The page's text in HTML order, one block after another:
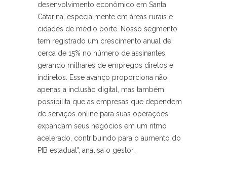
desenvolvimento econômico em Santa
Catarina, especialmente em áreas rurais e
cidades de médio porte. Nosso segmento
tem registrado um crescimento anual de
cerca de 15% no número de assinantes,
gerando milhares de empregos diretos e
indiretos. Esse avanço proporciona não
apenas a inclusão digital, mas também
possibilita que as empresas que dependem
de serviços online para suas operações
expandam seus negócios em um ritmo
acelerado, contribuindo para o aumento do
PIB estadual", analisa o gestor.